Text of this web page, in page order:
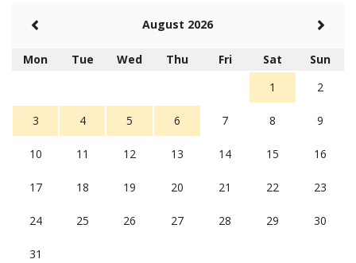
August 2026
Mon Tue Wed Thu Fri Sat
Sun
1
2
3 4 5 6 7 8 9
10 11 12 13 14 15 16
17 18 19 20 21 22 23
24 25 26 27 28 29 30
31